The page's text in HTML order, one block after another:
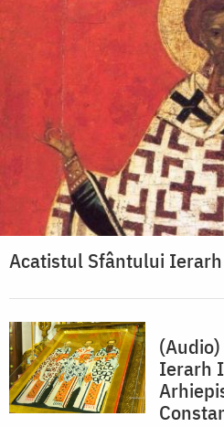
Acatistul Sfântului
Ierarh